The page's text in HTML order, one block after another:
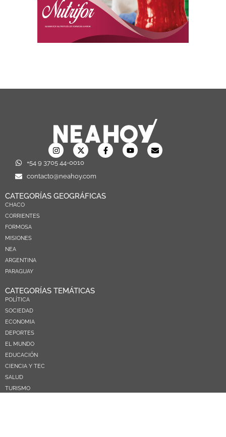
+54 9 3705 44-0010
contacto@neahoy.com
CATEGORÍAS GEOGRÁFICAS
CHACO
CORRIENTES
FORMOSA
MISIONES
NEA
ARGENTINA
PARAGUAY
CATEGORÍAS TEMÁTICAS
POLÍTICA
SOCIEDAD
ECONOMIA
DEPORTES
EL MUNDO
EDUCACIÓN
CIENCIA Y TEC
SALUD
TURISMO